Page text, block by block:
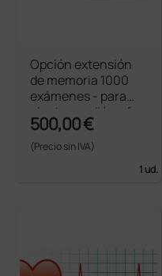
Opción extensión
de memoria 1000
exámenes - para
electrocardiógrafos
Cardioline línea 200
500,00 €
(Precio sin IVA)
1 ud.